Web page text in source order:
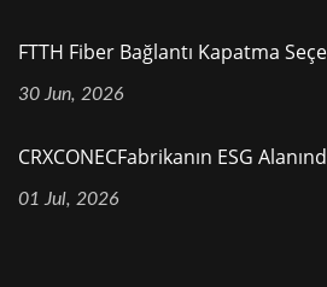
FTTH Fiber Bağlantı Kapatma
30 Jun, 2026
CRXCONECFabrikanın ESG
01 Jul, 2026